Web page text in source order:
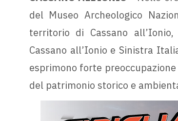
del Museo Archeologico
territorio di Cassano
Cassano all’Ionio e Sinistra
esprimono forte
del patrimonio storico e